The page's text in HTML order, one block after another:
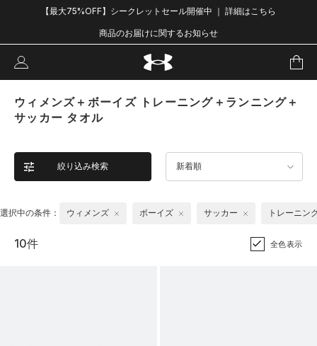
【最大75%OFF】シークレットセール開催中 ｜ 詳細はこちら
商品のお届けに関するお知らせ
ウィメンズ＋ボーイズ トレーニング＋ランニング＋
サッカー タオル
絞り込み検索 新着順
選択中の条件： ウィメンズ ボーイズ サッカー トレーニン
10件 全色表示